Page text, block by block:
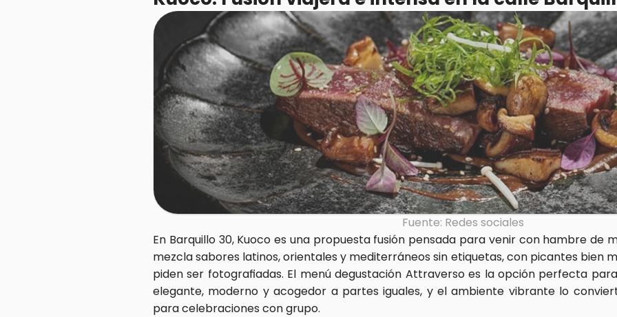
Fuente: Redes sociales
En Barquillo 30, Kuoco es una propuesta fusión pensada para venir con hambre de
mezcla sabores latinos, orientales y mediterráneos sin etiquetas, con picantes bien
piden ser fotografiadas. El menú degustación Attraverso es la opción perfecta
elegante, moderno y acogedor a partes iguales, y el ambiente vibrante lo
para celebraciones con grupo.